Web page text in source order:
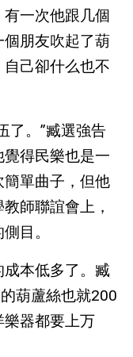
一次他跟几個
朋友吹起了葫
己卻什么也不
了。”臧選強告
得民樂也是一
單曲子，但他
師聯誼會上，
目。
本低多了。臧
葫蘆絲也就200
器都要上万